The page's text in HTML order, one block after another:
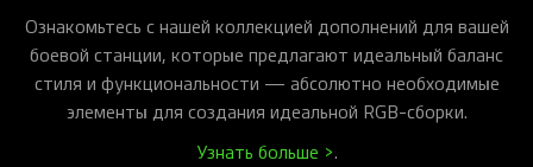
Ознакомьтесь с нашей коллекцией дополнений для вашей
боевой станции, которые предлагают идеальный баланс
стиля и функциональности — абсолютно необходимые
элементы для создания идеальной RGB-сборки.
Узнать больше >.